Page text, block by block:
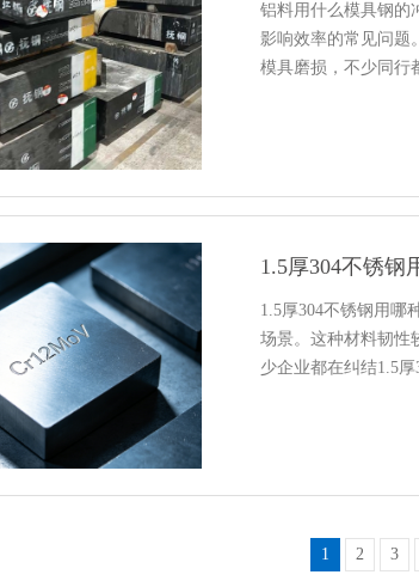
铝料用什么模具钢的
影响效率的常见问题
模具磨损，不少同
1.5厚304不锈钢
1.5厚304不锈钢用哪
场景。这种材料韧性
少企业都在纠结1.5厚
1 2 3